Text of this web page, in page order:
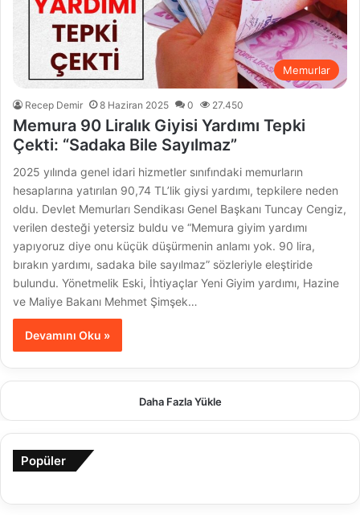
Memurlar
Recep Demir 8 Haziran 2025 0 27.450
Memura 90 Liralık Giyisi Yardımı Tepki
Çekti: “Sadaka Bile Sayılmaz”
2025 yılında genel idari hizmetler sınıfındaki memurların
hesaplarına yatırılan 90,74 TL’lik giysi yardımı, tepkilere neden
oldu. Devlet Memurları Sendikası Genel Başkanı Tuncay Cengiz,
verilen desteği yetersiz buldu ve “Memura giyim yardımı
yapıyoruz diye onu küçük düşürmenin anlamı yok. 90 lira,
bırakın yardımı, sadaka bile sayılmaz” sözleriyle eleştiride
bulundu. Yönetmelik Eski, İhtiyaçlar Yeni Giyim yardımı, Hazine
ve Maliye Bakanı Mehmet Şimşek…
Devamını Oku »
Daha Fazla Yükle
Popüler